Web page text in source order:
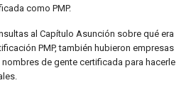
como PMP.
al Capítulo Asunción sobre qué era
PMP, también hubieron empresas
de gente certificada para hacerle